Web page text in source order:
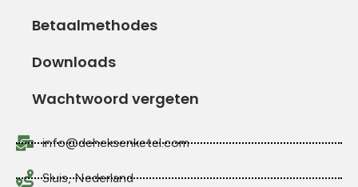
Betaalmethodes
Downloads
Wachtwoord vergeten
info@deheksenketel.com
Sluis, Nederland